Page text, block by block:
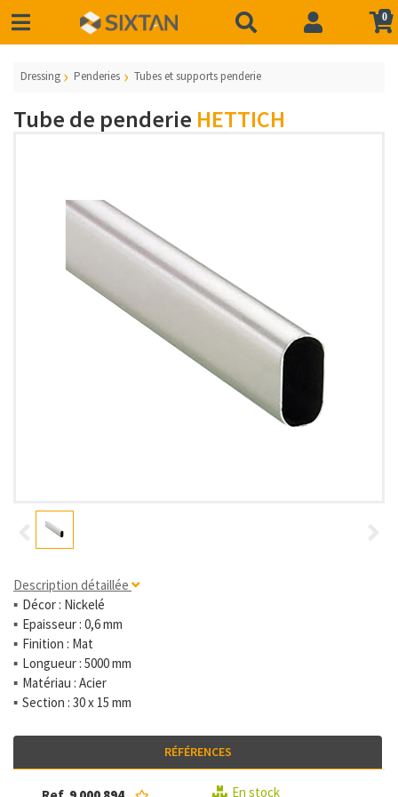
0
Dressing Penderies Tubes et supports penderie
Tube de penderie HETTICH
Description détaillée
Décor : Nickelé
Epaisseur : 0,6 mm
Finition : Mat
Longueur : 5000 mm
Matériau : Acier
Section : 30 x 15 mm
RÉFÉRENCES
En stock